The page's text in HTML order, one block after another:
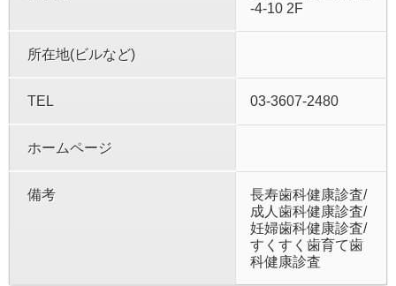
-4-10 2F
所在地(ビルなど)
TEL 03-3607-2480
ホームページ
備考
長寿歯科健康診査/
成人歯科健康診査/
妊婦歯科健康診査/
すくすく歯育て歯
科健康診査